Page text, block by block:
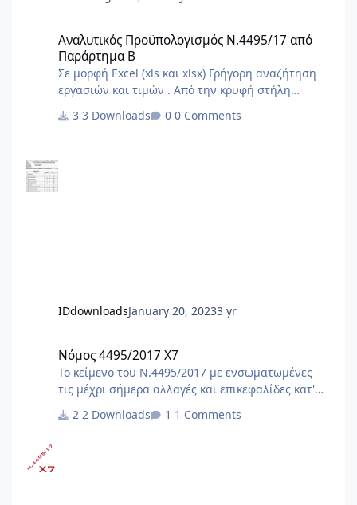
Αναλυτικός Προϋπολογισμός Ν.4495/17 από
Παράρτημα Β
Σε μορφή Excel (xls και xlsx) Γρήγορη αναζήτηση
εργασιών και τιμών . Από την κρυφή στήλη
δήλωσής μας . Στο τέλος από την στήλη φίλτρου
3 Downloads 0 Comments
IDdownloadsJanuary 20, 20233 yr
Νόμος 4495/2017 X7
Το κείμενο του Ν.4495/2017 με ενσωματωμένες
τις μέχρι σήμερα αλλαγές και επικεφαλίδες κατ'
63Α/1.5.2024)[Α1] [Α1]Αλλαγές και προσθήκες με
2 Downloads 1 Comments